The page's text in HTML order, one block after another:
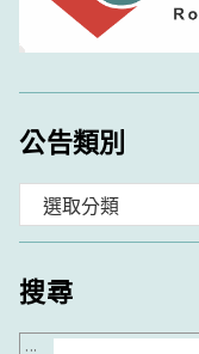
公告類別
類
搜尋